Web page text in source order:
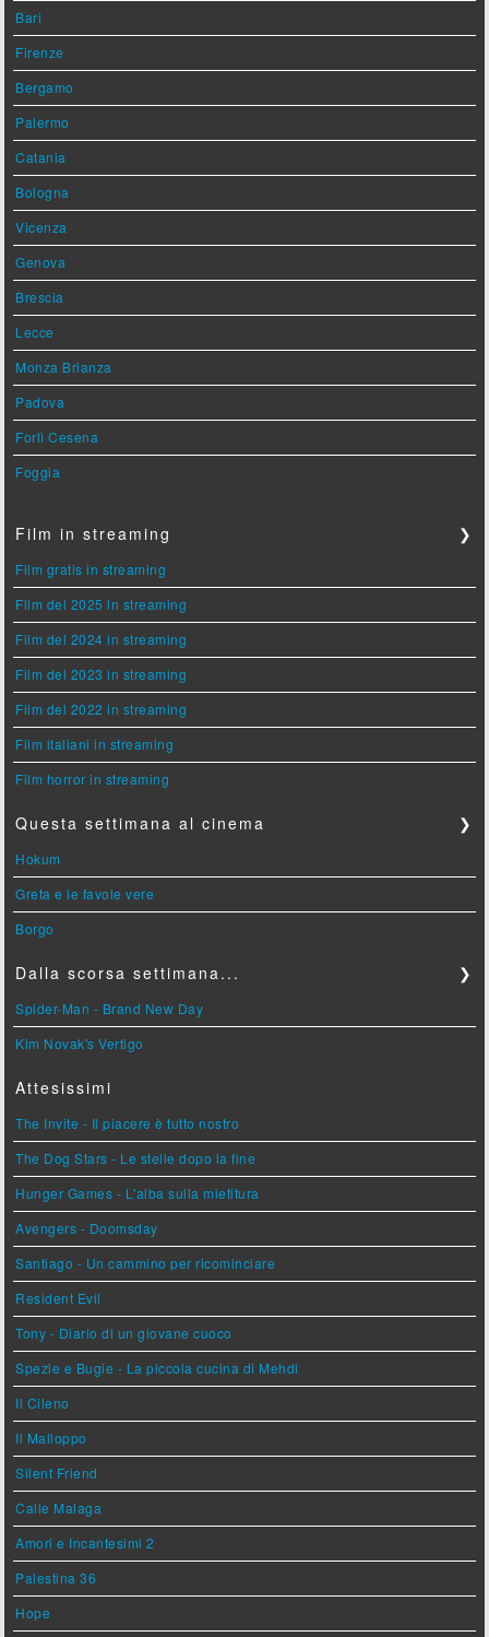
Bari
Firenze
Bergamo
Palermo
Catania
Bologna
Vicenza
Genova
Brescia
Lecce
Monza Brianza
Padova
Forlì Cesena
Foggia
Film in streaming ❯
Film gratis in streaming
Film del 2025 in streaming
Film del 2024 in streaming
Film del 2023 in streaming
Film del 2022 in streaming
Film italiani in streaming
Film horror in streaming
Questa settimana al cinema ❯
Hokum
Greta e le favole vere
Borgo
Dalla scorsa settimana... ❯
Spider-Man - Brand New Day
Kim Novak's Vertigo
Attesissimi
The Invite - Il piacere è tutto nostro
The Dog Stars - Le stelle dopo la fine
Hunger Games - L'alba sulla mietitura
Avengers - Doomsday
Santiago - Un cammino per ricominciare
Resident Evil
Tony - Diario di un giovane cuoco
Spezie e Bugie - La piccola cucina di Mehdi
Il Cileno
Il Malloppo
Silent Friend
Calle Malaga
Amori e Incantesimi 2
Palestina 36
Hope